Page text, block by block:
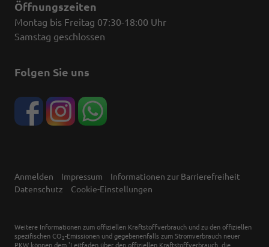
Öffnungszeiten
Montag bis Freitag 07:30-18:00 Uhr
Samstag geschlossen
Folgen Sie uns
Anmelden Impressum
Informationen zur Barrierefreiheit
Datenschutz
Cookie-Einstellungen
Weitere Informationen zum offiziellen Kraftstoffverbrauch und zu den offiziellen
spezifischen CO 2-Emissionen und gegebenenfalls zum Stromverbrauch neuer
PKW können dem 'Leitfaden über den offiziellen Kraftstoffverbrauch, die